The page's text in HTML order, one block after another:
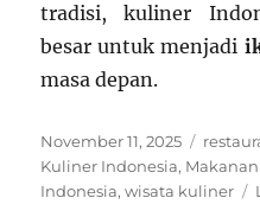
tradisi, kuliner
besar untuk menjadi
masa depan.
Posted
on
November 11, 2025
Kuliner Indonesia,
Indonesia,wisata kuliner